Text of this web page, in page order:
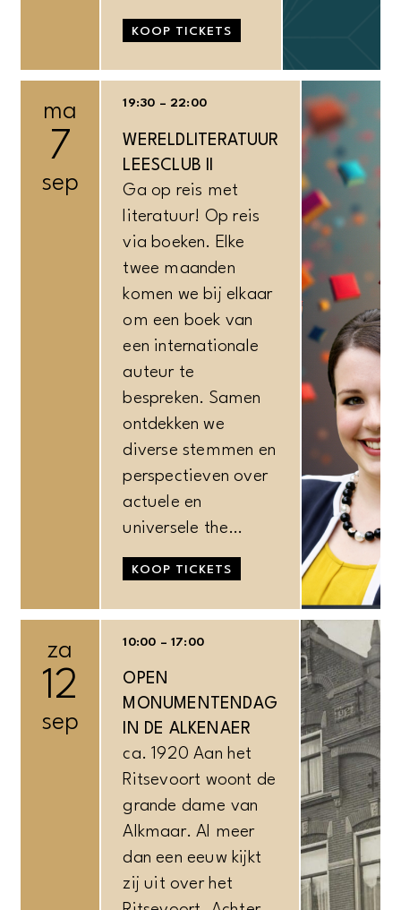
KOOP TICKETS
ma
7
sep
19:30 – 22:00
WERELDLITERATUUR
LEESCLUB II
Ga op reis met
literatuur! Op reis
via boeken. Elke
twee maanden
komen we bij elkaar
om een boek van
een internationale
auteur te
bespreken. Samen
ontdekken we
diverse stemmen en
perspectieven over
actuele en
universele the…
KOOP TICKETS
za
12
sep
10:00 – 17:00
OPEN
MONUMENTENDAG
IN DE ALKENAER
ca. 1920 Aan het
Ritsevoort woont de
grande dame van
Alkmaar. Al meer
dan een eeuw kijkt
zij uit over het